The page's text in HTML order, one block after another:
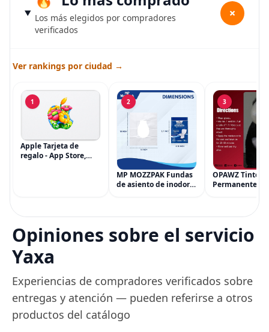
Los más elegidos por compradores
verificados
+
Ver rankings por ciudad →
1
Apple Tarjeta de
regalo - App Store,
2
MP MOZZPAK Fundas
de asiento de inodoro
para entrenamiento
3
OPAWZ Tinte
Permanente
Tinte para
Peluquería
una Década,
Opiniones sobre el servicio
Yaxa
Experiencias de compradores verificados sobre
entregas y atención — pueden referirse a otros
productos del catálogo